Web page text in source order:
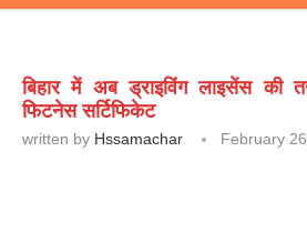
बिहार में अब ड्राइविंग लाइसेंस की
फिटनेस सर्टिफिकेट
written by Hssamachar February